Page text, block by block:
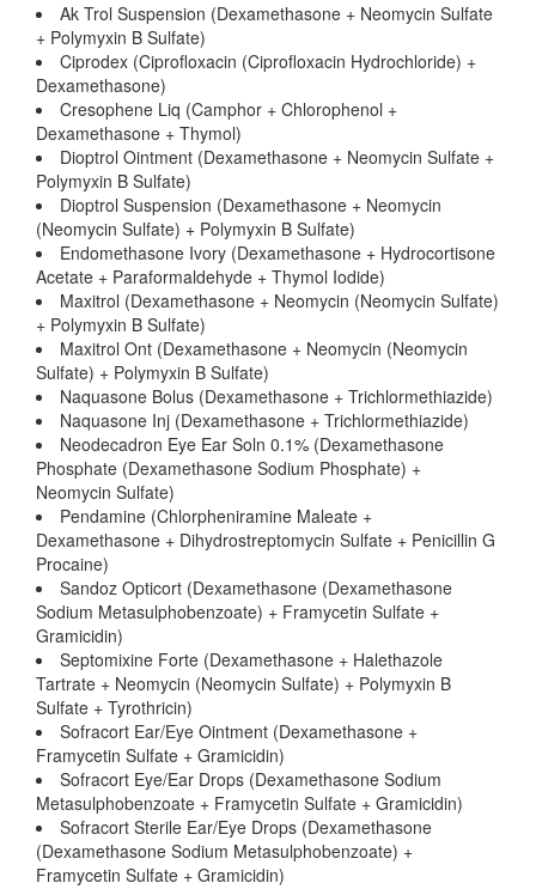
Ak Trol Suspension (Dexamethasone + Neomycin Sulfate
+ Polymyxin B Sulfate)
Ciprodex (Ciprofloxacin (Ciprofloxacin Hydrochloride) +
Dexamethasone)
Cresophene Liq (Camphor + Chlorophenol +
Dexamethasone + Thymol)
Dioptrol Ointment (Dexamethasone + Neomycin Sulfate +
Polymyxin B Sulfate)
Dioptrol Suspension (Dexamethasone + Neomycin
(Neomycin Sulfate) + Polymyxin B Sulfate)
Endomethasone Ivory (Dexamethasone + Hydrocortisone
Acetate + Paraformaldehyde + Thymol Iodide)
Maxitrol (Dexamethasone + Neomycin (Neomycin Sulfate)
+ Polymyxin B Sulfate)
Maxitrol Ont (Dexamethasone + Neomycin (Neomycin
Sulfate) + Polymyxin B Sulfate)
Naquasone Bolus (Dexamethasone + Trichlormethiazide)
Naquasone Inj (Dexamethasone + Trichlormethiazide)
Neodecadron Eye Ear Soln 0.1% (Dexamethasone
Phosphate (Dexamethasone Sodium Phosphate) +
Neomycin Sulfate)
Pendamine (Chlorpheniramine Maleate +
Dexamethasone + Dihydrostreptomycin Sulfate + Penicillin G
Procaine)
Sandoz Opticort (Dexamethasone (Dexamethasone
Sodium Metasulphobenzoate) + Framycetin Sulfate +
Gramicidin)
Septomixine Forte (Dexamethasone + Halethazole
Tartrate + Neomycin (Neomycin Sulfate) + Polymyxin B
Sulfate + Tyrothricin)
Sofracort Ear/Eye Ointment (Dexamethasone +
Framycetin Sulfate + Gramicidin)
Sofracort Eye/Ear Drops (Dexamethasone Sodium
Metasulphobenzoate + Framycetin Sulfate + Gramicidin)
Sofracort Sterile Ear/Eye Drops (Dexamethasone
(Dexamethasone Sodium Metasulphobenzoate) +
Framycetin Sulfate + Gramicidin)